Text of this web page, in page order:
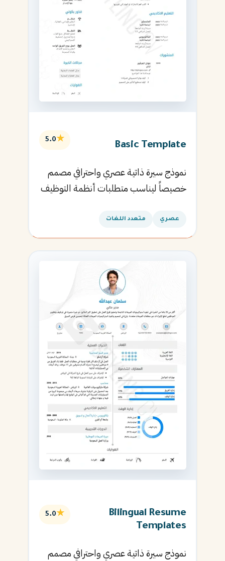
Basic Template
★
5.0
نموذج سيرة ذاتية عصري واحترافي مصمم
خصيصاً ليناسب متطلبات أنظمة التوظيف
القادمة.
عصري متعدد اللغات
Bilingual Resume
Templates
★
5.0
نموذج سيرة ذاتية عصري واحترافي مصمم